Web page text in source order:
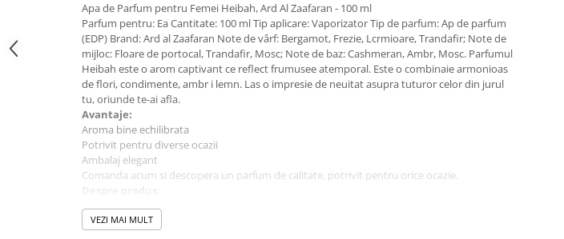
Apa de Parfum pentru Femei Heibah, Ard Al Zaafaran - 100 ml
Parfum pentru: Ea Cantitate: 100 ml Tip aplicare: Vaporizator Tip de parfum: Ap de parfum
(EDP) Brand: Ard al Zaafaran Note de vârf: Bergamot, Frezie, Lcrmioare, Trandafir; Note de
mijloc: Floare de portocal, Trandafir, Mosc; Note de baz: Cashmeran, Ambr, Mosc. Parfumul
Heibah este o arom captivant ce reflect frumusee atemporal. Este o combinaie armonioas
de flori, condimente, ambr i lemn. Las o impresie de neuitat asupra tuturor celor din jurul
tu, oriunde te-ai afla.
Avantaje:
Aroma bine echilibrata
Potrivit pentru diverse ocazii
Ambalaj elegant
Comanda acum si descopera un parfum de calitate, potrivit pentru orice ocazie.
Parfum pentru: Femei
Cantitate: 100 ml
VEZI MAI MULT